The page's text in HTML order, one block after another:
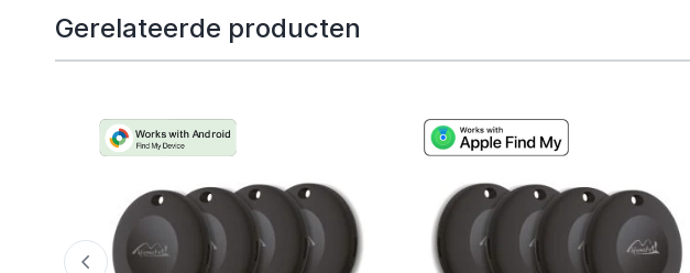
Gerelateerde producten